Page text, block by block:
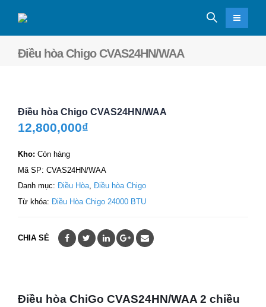
Điều hòa Chigo CVAS24HN/WAA
Điều hòa Chigo CVAS24HN/WAA
12,800,000₫
Kho: Còn hàng
Mã SP: CVAS24HN/WAA
Danh mục: Điều Hòa, Điều hòa Chigo
Từ khóa: Điều Hòa Chigo 24000 BTU
CHIA SẺ
Điều hòa ChiGo CVAS24HN/WAA 2 chiều